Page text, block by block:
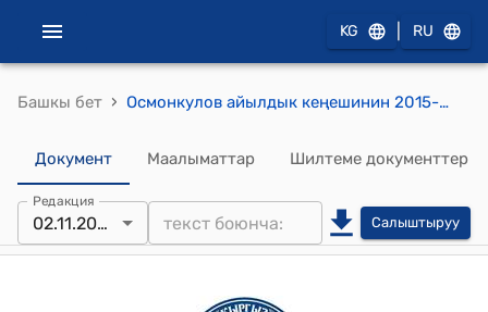
KG RU
Башкы бет › Осмонкулов айылдык кеңешинин 2015-жылдын 2-ноябрындагы № 13 "Момбеков Бектурсун Жылдызовичке Осмонкулов айылдык аймагынын" Ардактуу атуулу " наамы ыйгаруу жөнүндө" токтому
Документ Маалыматтар Шилтеме документтер
Редакция
02.11.2015 Салыштыруу